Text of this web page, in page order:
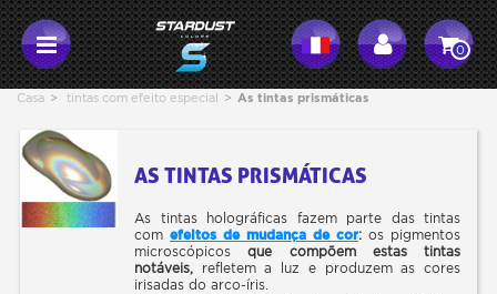
0
Casa > tintas com efeito especial > As tintas prismáticas
AS TINTAS PRISMÁTICAS
As tintas holográficas fazem parte das tintas
com efeitos de mudança de cor: os pigmentos
microscópicos que compõem estas tintas
notáveis, refletem a luz e produzem as cores
irisadas do arco-íris.